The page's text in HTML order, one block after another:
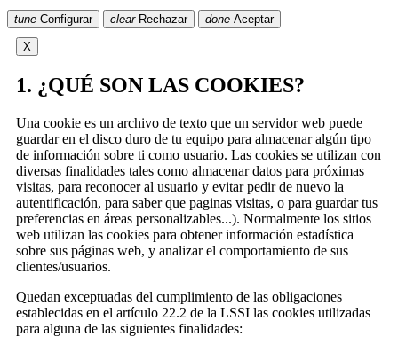
tune Configurar clear Rechazar done Aceptar
X
1. ¿QUÉ SON LAS COOKIES?
Una cookie es un archivo de texto que un servidor web puede
guardar en el disco duro de tu equipo para almacenar algún tipo
de información sobre ti como usuario. Las cookies se utilizan con
diversas finalidades tales como almacenar datos para próximas
visitas, para reconocer al usuario y evitar pedir de nuevo la
autentificación, para saber que paginas visitas, o para guardar tus
preferencias en áreas personalizables...). Normalmente los sitios
web utilizan las cookies para obtener información estadística
sobre sus páginas web, y analizar el comportamiento de sus
clientes/usuarios.
Quedan exceptuadas del cumplimiento de las obligaciones
establecidas en el artículo 22.2 de la LSSI las cookies utilizadas
para alguna de las siguientes finalidades: